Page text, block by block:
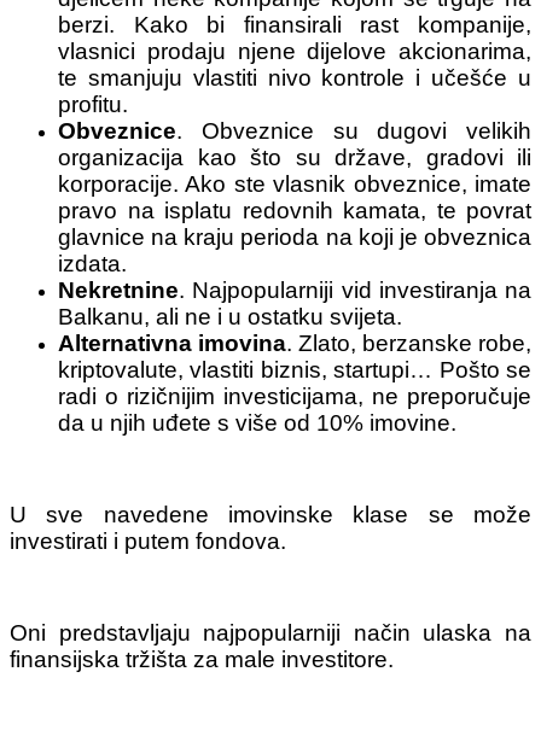
berzi. Kako bi finansirali rast kompanije,
vlasnici prodaju njene dijelove akcionarima,
te smanjuju vlastiti nivo kontrole i učešće u
profitu.
Obveznice. Obveznice su dugovi velikih
organizacija kao što su države, gradovi ili
korporacije. Ako ste vlasnik obveznice, imate
pravo na isplatu redovnih kamata, te povrat
glavnice na kraju perioda na koji je obveznica
izdata.
Nekretnine. Najpopularniji vid investiranja na
Balkanu, ali ne i u ostatku svijeta.
Alternativna imovina. Zlato, berzanske robe,
kriptovalute, vlastiti biznis, startupi… Pošto se
radi o rizičnijim investicijama, ne preporučuje
da u njih uđete s više od 10% imovine.
U sve navedene imovinske klase se može
investirati i putem fondova.
Oni predstavljaju najpopularniji način ulaska na
finansijska tržišta za male investitore.